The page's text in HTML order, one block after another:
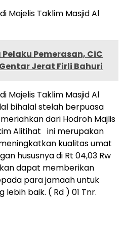
Majelis Taklim Masjid Al
Pemerasan, CiC
Jerat Firli Bahuri
Majelis Taklim Masjid Al
bihalal stelah berpuasa
dari Hodroh Majlis
Alitihat ini merupakan
kualitas umat
hususnya di Rt 04,03 Rw
dapat memberikan
para jamaah untuk
baik. ( Rd ) 01 Tnr.